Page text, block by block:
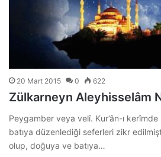
20 Mart 2015 0 622
Zülkarneyn Aleyhisselâm
Peygamber veya velî. Kur’ân-ı kerîmde
batıya düzenlediği seferleri zikr
olup, doğuya ve batıya…